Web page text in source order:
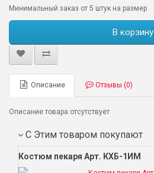
Минимальный заказ от 5 штук на размер
В корзину
Описание Отзывы (0)
Описание товара отсутствует
С Этим товаром покупают
Костюм пекаря Арт. КХБ-1ИМ